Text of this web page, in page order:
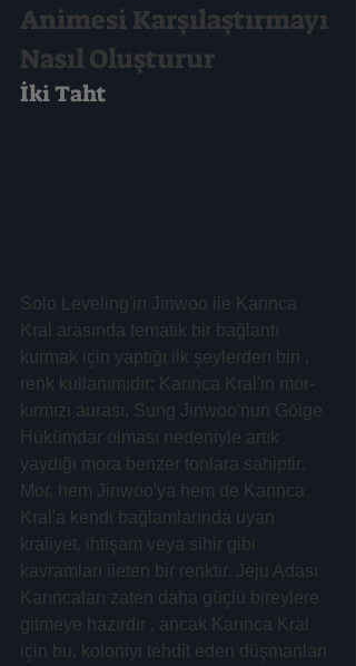
Animesi Karşılaştırmayı
Nasıl Oluşturur
İki Taht
Solo Leveling'in Jinwoo ile Karınca
Kral arasında tematik bir bağlantı
kurmak için yaptığı ilk şeylerden biri ,
renk kullanımıdır; Karınca Kral'ın mor-
kırmızı aurası, Sung Jinwoo'nun Gölge
Hükümdar olması nedeniyle artık
yaydığı mora benzer tonlara sahiptir.
Mor, hem Jinwoo'ya hem de Karınca
Kral'a kendi bağlamlarında uyan
kraliyet, ihtişam veya sihir gibi
kavramları ileten bir renktir. Jeju Adası
Karıncaları zaten daha güçlü bireylere
gitmeye hazırdır , ancak Karınca Kral
için bu, koloniyi tehdit eden düşmanları